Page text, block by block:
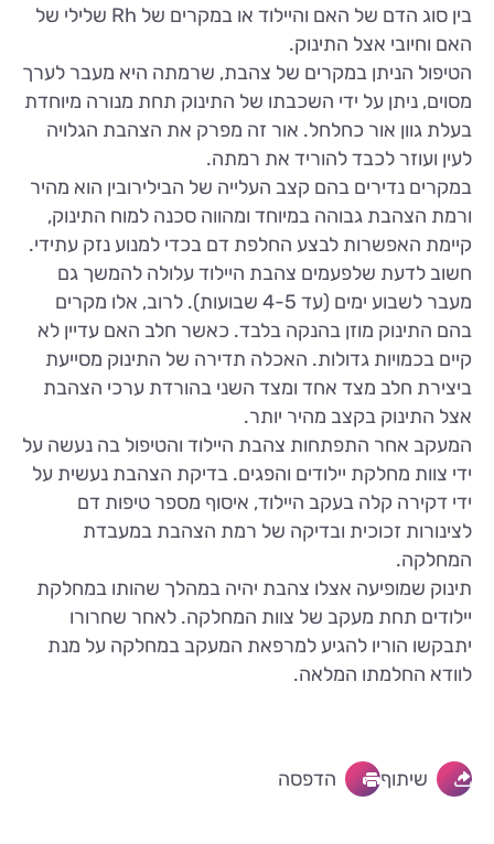
בין סוג הדם של האם והיילוד או במקרים של Rh שלילי של
האם וחיובי אצל התינוק.
הטיפול הניתן במקרים של צהבת, שרמתה היא מעבר לערך
מסוים, ניתן על ידי השכבתו של התינוק תחת מנורה מיוחדת
בעלת גוון אור כחלחל. אור זה מפרק את הצהבת הגלויה
לעין ועוזר לכבד להוריד את רמתה.
במקרים נדירים בהם קצב העלייה של הבילירובין הוא מהיר
ורמת הצהבת גבוהה במיוחד ומהווה סכנה למוח התינוק,
קיימת האפשרות לבצע החלפת דם בכדי למנוע נזק עתידי.
חשוב לדעת שלפעמים צהבת היילוד עלולה להמשך גם
מעבר לשבוע ימים (עד 4-5 שבועות). לרוב, אלו מקרים
בהם התינוק מוזן בהנקה בלבד. כאשר חלב האם עדיין לא
קיים בכמויות גדולות. האכלה תדירה של התינוק מסייעת
ביצירת חלב מצד אחד ומצד השני בהורדת ערכי הצהבת
אצל התינוק בקצב מהיר יותר.
המעקב אחר התפתחות צהבת היילוד והטיפול בה נעשה על
ידי צוות מחלקת יילודים והפגים. בדיקת הצהבת נעשית על
ידי דקירה קלה בעקב היילוד, איסוף מספר טיפות דם
לצינורות זכוכית ובדיקה של רמת הצהבת במעבדת
המחלקה.
תינוק שמופיעה אצלו צהבת יהיה במהלך שהותו במחלקת
יילודים תחת מעקב של צוות המחלקה. לאחר שחרורו
יתבקשו הוריו להגיע למרפאת המעקב במחלקה על מנת
לוודא החלמתו המלאה.
שיתוף הדפסה